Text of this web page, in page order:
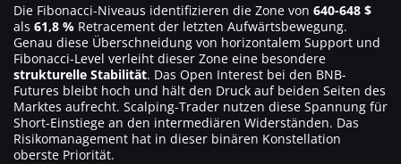
Die Fibonacci-Niveaus identifizieren die Zone von 640-648 $
als 61,8 % Retracement der letzten Aufwärtsbewegung.
Genau diese Überschneidung von horizontalem Support und
Fibonacci-Level verleiht dieser Zone eine besondere
strukturelle Stabilität. Das Open Interest bei den BNB-
Futures bleibt hoch und hält den Druck auf beiden Seiten des
Marktes aufrecht. Scalping-Trader nutzen diese Spannung für
Short-Einstiege an den intermediären Widerständen. Das
Risikomanagement hat in dieser binären Konstellation
oberste Priorität.